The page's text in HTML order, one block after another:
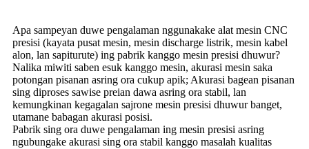
Apa sampeyan duwe pengalaman nggunakake alat mesin CNC
presisi (kayata pusat mesin, mesin discharge listrik, mesin kabel
alon, lan sapiturute) ing pabrik kanggo mesin presisi dhuwur?
Nalika miwiti saben esuk kanggo mesin, akurasi mesin saka
potongan pisanan asring ora cukup apik; Akurasi bagean pisanan
sing diproses sawise preian dawa asring ora stabil, lan
kemungkinan kegagalan sajrone mesin presisi dhuwur banget,
utamane babagan akurasi posisi.
Pabrik sing ora duwe pengalaman ing mesin presisi asring
ngubungake akurasi sing ora stabil kanggo masalah kualitas